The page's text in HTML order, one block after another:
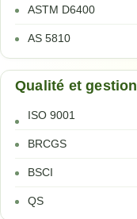
ASTM D6400
AS 5810
Qualité et gestion
ISO 9001
BRCGS
BSCI
QS